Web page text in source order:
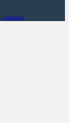
Zasebnost